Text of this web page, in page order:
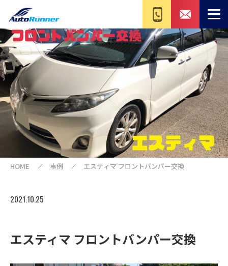
HOME 事例 エスティマ フロントバンパー交換
2021.10.25
エスティマ フロントバンパー交換